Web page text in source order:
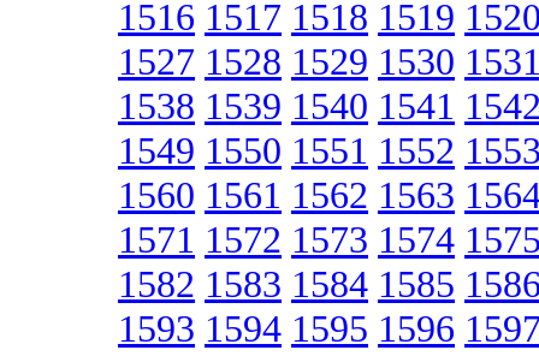
1516 1517 1518 1519
1527 1528 1529 1530
1538 1539 1540 1541
1549 1550 1551 1552
1560 1561 1562 1563
1571 1572 1573 1574
1582 1583 1584 1585
1593 1594 1595 1596